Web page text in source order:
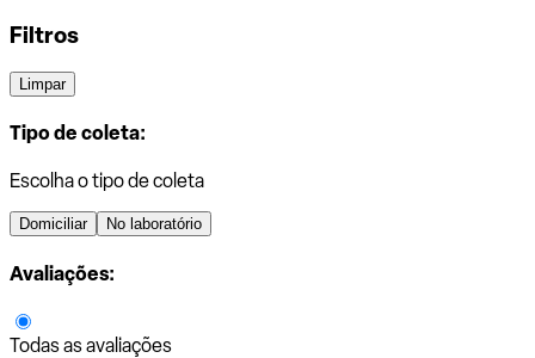
Filtros
Limpar
Tipo de coleta:
Escolha o tipo de coleta
Domiciliar No laboratório
Avaliações:
Todas as avaliações